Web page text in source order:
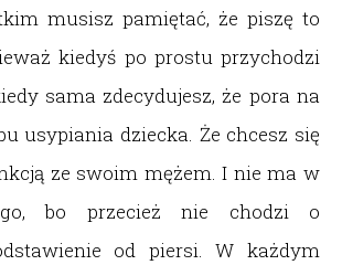
musisz pamiętać, że piszę to
kiedyś po prostu przychodzi
sama zdecydujesz, że pora na
usypiania dziecka. Że chcesz się
ze swoim mężem. I nie ma w
bo przecież nie chodzi o
od piersi. W każdym